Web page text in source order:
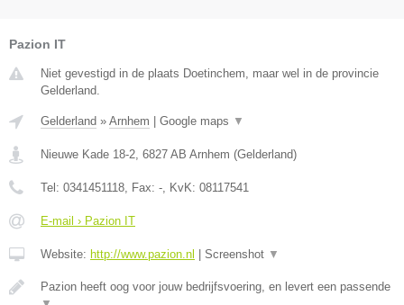
Pazion IT
Niet gevestigd in de plaats Doetinchem, maar wel in de provincie
Gelderland.
Gelderland » Arnhem Google maps ▼
Nieuwe Kade 18-2 6827 AB Arnhem (Gelderland)
Tel: 0341451118 , Fax: - , KvK: 08117541
E-mail › Pazion IT
Website: http://www.pazion.nl Screenshot ▼
Pazion heeft oog voor jouw bedrijfsvoering, en levert een passende